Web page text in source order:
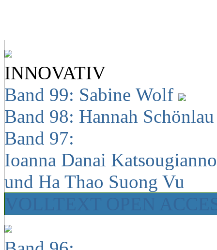
INNOVATIV
Band 99: Sabine Wolf
Band 98: Hannah
Band 97:
Ioanna Danai
und Ha Thao Suong Vu